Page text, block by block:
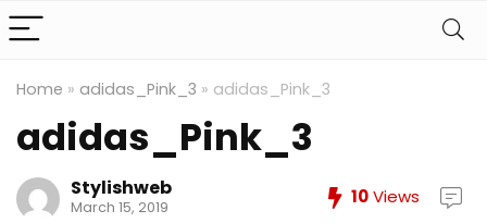
Home » adidas_Pink_3 » adidas_Pink_3
adidas_Pink_3
Stylishweb
March 15, 2019 10Views